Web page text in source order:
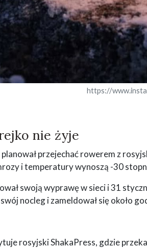
https://
nie żyje
przejechać rowerem z
i temperatury wynoszą -30
swoją wyprawę w sieci i 31
nocleg i zameldował się około
rosyjski ShakaPress, gdzie